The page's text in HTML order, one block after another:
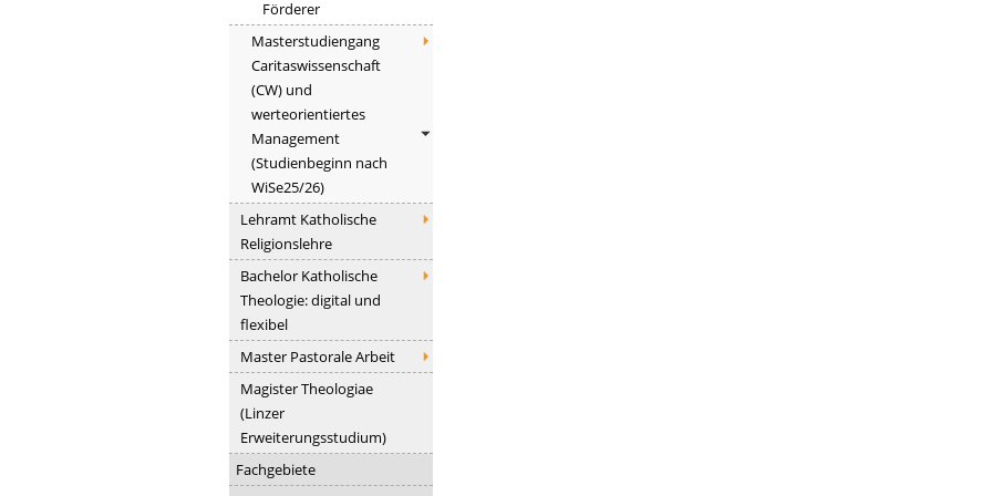
Förderer
Masterstudiengang
Caritaswissenschaft
(CW) und
werteorientiertes
Management
(Studienbeginn nach
WiSe25/26)
Lehramt Katholische
Religionslehre
Bachelor Katholische
Theologie: digital und
flexibel
Master Pastorale Arbeit
Magister Theologiae
(Linzer
Erweiterungsstudium)
Fachgebiete